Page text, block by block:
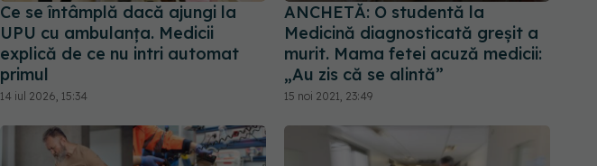
Ce se întâmplă dacă ajungi la
UPU cu ambulanța. Medicii
explică de ce nu intri automat
primul
14 iul 2026, 15:34
ANCHETĂ: O studentă la
Medicină diagnosticată greșit a
murit. Mama fetei acuză medicii:
„Au zis că se alintă”
15 noi 2021, 23:49